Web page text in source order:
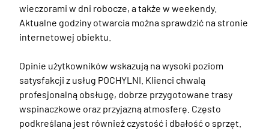
wieczorami w dni robocze, a także w weekendy.
Aktualne godziny otwarcia można sprawdzić na stronie
internetowej obiektu.
Opinie użytkowników wskazują na wysoki poziom
satysfakcji z usług POCHYLNI. Klienci chwalą
profesjonalną obsługę, dobrze przygotowane trasy
wspinaczkowe oraz przyjazną atmosferę. Często
podkreślana jest również czystość i dbałość o sprzęt.